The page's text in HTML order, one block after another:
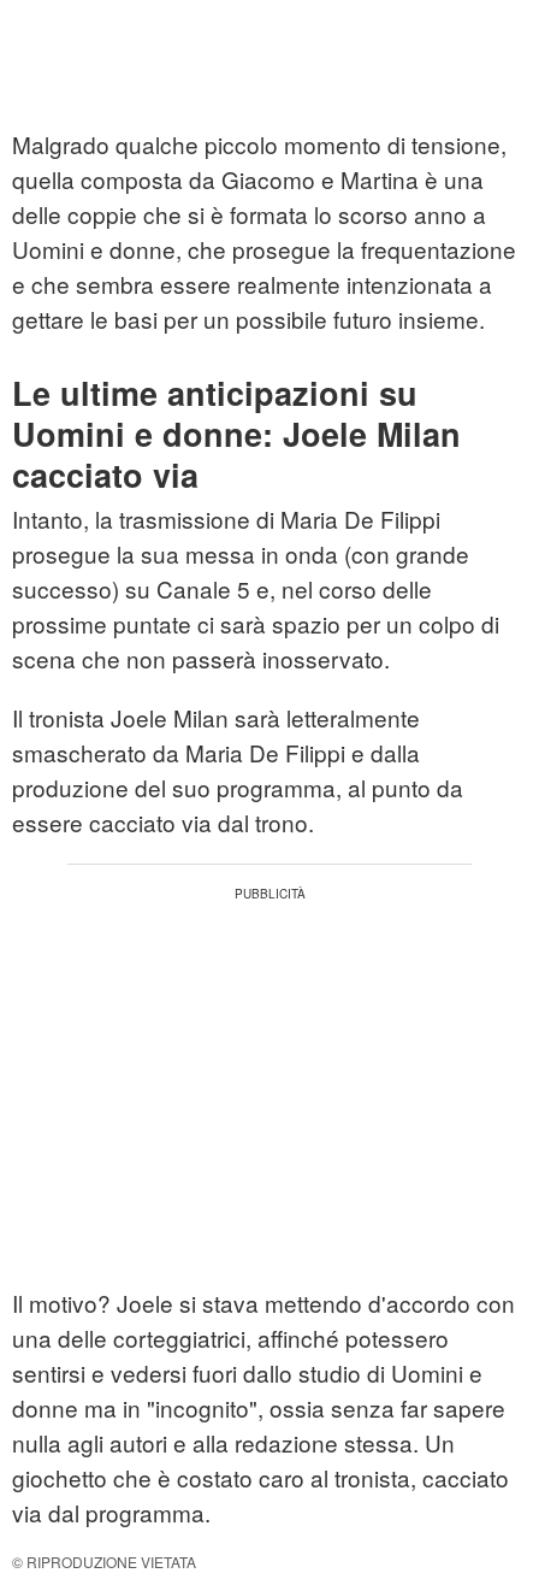
Malgrado qualche piccolo momento di tensione,
quella composta da Giacomo e Martina è una
delle coppie che si è formata lo scorso anno a
Uomini e donne, che prosegue la frequentazione
e che sembra essere realmente intenzionata a
gettare le basi per un possibile futuro insieme.
Le ultime anticipazioni su
Uomini e donne: Joele Milan
cacciato via
Intanto, la trasmissione di Maria De Filippi
prosegue la sua messa in onda (con grande
successo) su Canale 5 e, nel corso delle
prossime puntate ci sarà spazio per un colpo di
scena che non passerà inosservato.
Il tronista Joele Milan sarà letteralmente
smascherato da Maria De Filippi e dalla
produzione del suo programma, al punto da
essere cacciato via dal trono.
Il motivo? Joele si stava mettendo d'accordo con
una delle corteggiatrici, affinché potessero
sentirsi e vedersi fuori dallo studio di Uomini e
donne ma in "incognito", ossia senza far sapere
nulla agli autori e alla redazione stessa. Un
giochetto che è costato caro al tronista, cacciato
via dal programma.
© RIPRODUZIONE VIETATA